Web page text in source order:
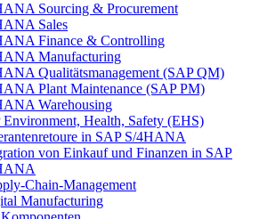
Sourcing & Procurement
Sales
Finance & Controlling
Manufacturing
Qualitätsmanagement (SAP QM)
Plant Maintenance (SAP PM)
Warehousing
Environment, Health, Safety (EHS)
in SAP S/4HANA
von Einkauf und Finanzen in SAP
Chain-Management
Manufacturing